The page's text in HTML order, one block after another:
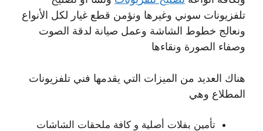
تلفزيونات سوني وغيرها ونؤمن قطع غيار لكل الأنواع
ونعالج خطوط الشاشة وعمل صيانة لدقة الصوت
وصفاء الصورة ونقاءها
هناك العديد من الميزات التي يقدمها فني تلفزيونات
المطلاع وهي
تأمين بفلات أصلية و كافة ملحقات الشاشات